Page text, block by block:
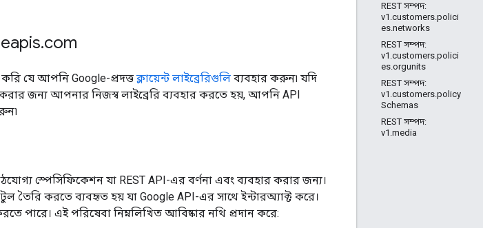
REST সম্পদ:
v1.customers.polici
es.networks
REST সম্পদ:
v1.customers.polici
es.orgunits
REST সম্পদ:
v1.customers.policy
Schemas
REST সম্পদ:
v1.media
.com
যে আপনি Google-প্রদত্তক্লায়েন্ট লাইব্রেরিগুলি ব্যবহার করুন৷ যদি
জন্য আপনার নিজস্ব লাইব্রেরি ব্যবহার করতে হয়, আপনি API
স্পেসিফিকেশন যা REST API-এর বর্ণনা এবং ব্যবহার করার জন্য।
টুল তৈরি করতে ব্যবহৃত হয় যা Google API-এর সাথে ইন্টারঅ্যাক্ট করে।
পারে। এই পরিষেবা নিম্নলিখিত আবিষ্কার নথি প্রদান করে: